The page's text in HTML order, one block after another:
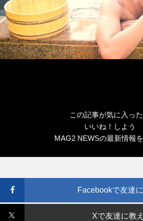
この記事が気に入っ
いいね！しよう
MAG2 NEWSの最新情報
Facebookで友達
Xで友達に教